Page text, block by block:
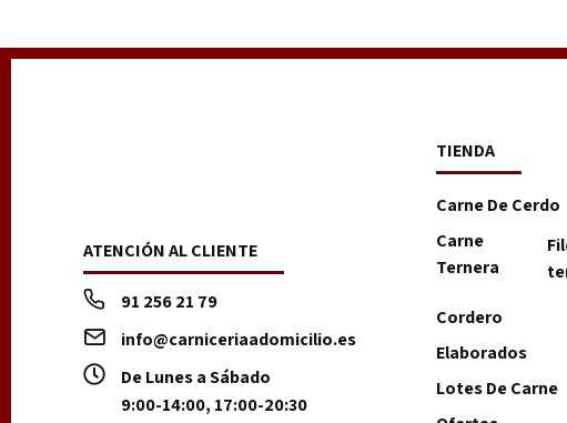
ATENCIÓN AL CLIENTE
91 256 21 79
info@carniceriaadomicilio.es
De Lunes a Sábado
9:00-14:00, 17:00-20:30
TIENDA
Carne De Cerdo
Carne
Ternera
Cordero
Elaborados
Lotes De Carne